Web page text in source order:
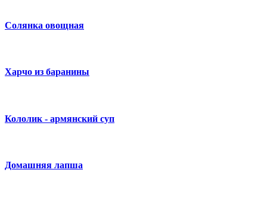
Солянка овощная
Харчо из баранины
Кололик - армянский суп
Домашняя лапша